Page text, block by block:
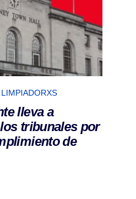
lleva a
tribunales por
de